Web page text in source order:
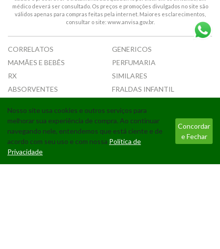
Nosso site usa cookies e outros serviços para
melhorar sua experiência de compra. Ao continuar
navegando nele, entendemos que está ciente e de
acordo com seu uso e com nossa Política de
Privacidade
Concordar
e Fechar
médico deverá ser consultado. Os preços e promoções divulgados no site são
válidos apenas para compras feitas pela internet. Maiores esclarecimentos,
consultar o site: www.anvisa.gov.br.
CORRELATOS
GENERICOS
MAMÃES E BEBÊS
PERFUMARIA
RX
SIMILARES
ABSORVENTES
FRALDAS INFANTIL
Tecnologia